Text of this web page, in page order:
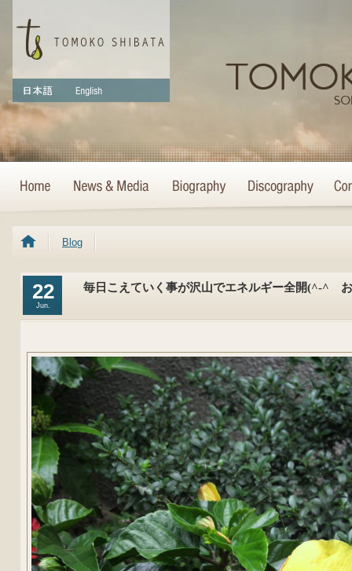
Blog
22
Jun.
毎日こえていく事が沢山でエネルギー全開(^-^ゞ